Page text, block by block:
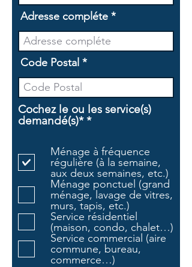
Adresse compléte
Code Postal
Cochez le ou les service(s)
demandé(s)* *O
g
a
t
o
i
r
e
Ménage à fréquence
régulière (à la semaine,
aux deux semaines, etc.)
Ménage ponctuel (grand
ménage, lavage de vitres,
murs, tapis, etc.)
Service résidentiel
(maison, condo, chalet…)
Service commercial (aire
commune, bureau,
commerce…)